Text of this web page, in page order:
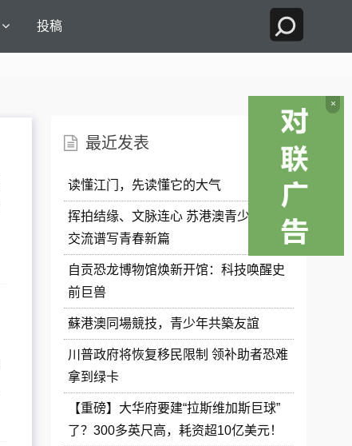
投稿
最近发表
读懂江门，先读懂它的大气
挥拍结缘、文脉连心 苏港澳青少年体育
交流谱写青春新篇
自贡恐龙博物馆焕新开馆：科技唤醒史
前巨兽
蘇港澳同場競技，青少年共築友誼
川普政府将恢复移民限制 领补助者恐难
拿到绿卡
【重磅】大华府要建“拉斯维加斯巨球”
了？300多英尺高，耗资超10亿美元！
×